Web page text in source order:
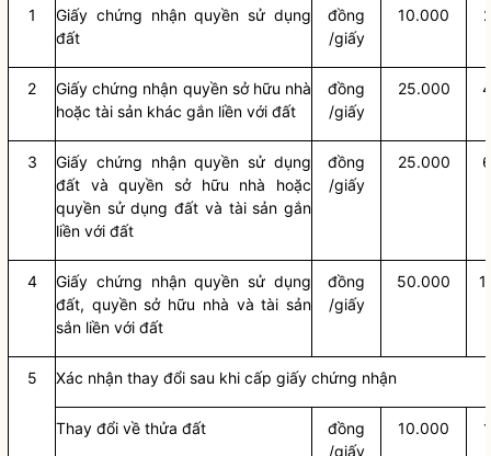
1 Giấy chứng nhậnquyền sử dụng
đất
đồng
/giấy
10.000
2 Giấy chứng nhận quyềnsở hữu nhà
hoặc tài sản khác gắn liền với đất
đồng
/giấy
25.000
3 Giấy chứng nhậnquyền sử dụng
đất và quyền sở hữu nhà hoặc
quyền sử dụng đất và tài sản gắn
liền với đất
đồng
/giấy
25.000
4 Giấy chứng nhậnquyền sử dụng
đất, quyền sở hữu nhà và tài sản
sắn liền với đất
đồng
/giấy
50.000
5 Xác nhận thay đổi sau khi cấp giấy chứng nhận
Thay đổi về thửa đất
đồng
/giấy
10.000